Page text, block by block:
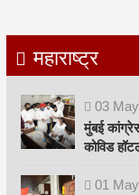
महाराष्ट्र
03 May
मुंबई
कोविड
01 May